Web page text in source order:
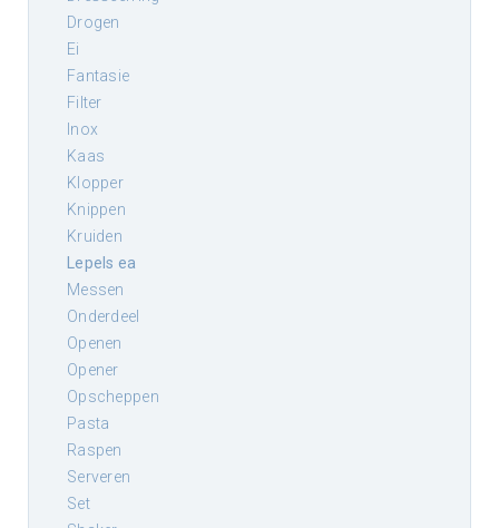
drogen
ei
fantasie
filter
inox
kaas
klopper
knippen
kruiden
lepels ea
messen
onderdeel
openen
opener
opscheppen
pasta
raspen
serveren
set